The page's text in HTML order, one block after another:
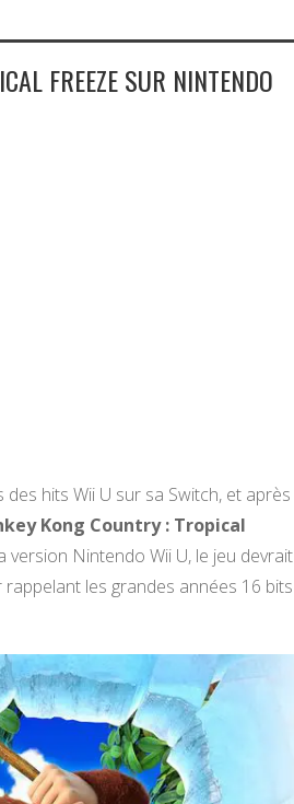
FREEZE SUR NINTENDO
hits Wii U sur sa Switch, et après
Kong Country : Tropical
Nintendo Wii U, le jeu devrait
les grandes années 16 bits